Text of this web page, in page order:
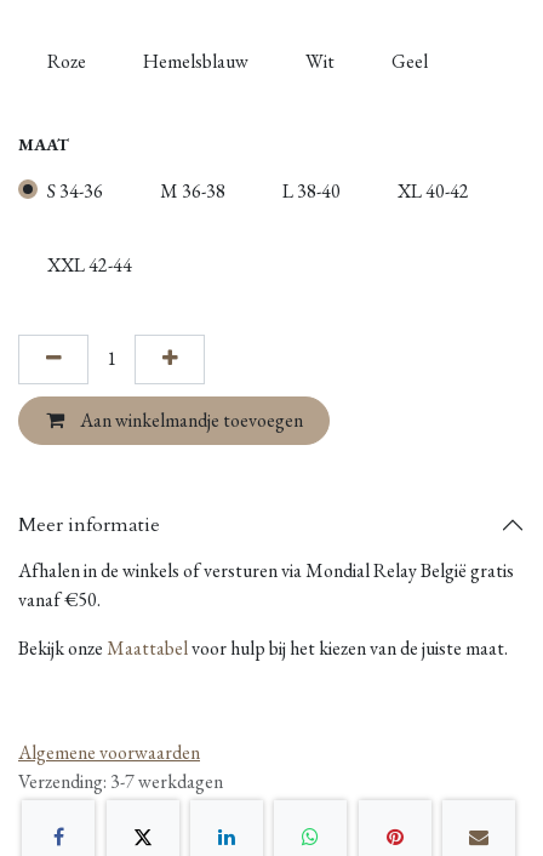
Roze Hemelsblauw Wit Geel
MAAT
S 34-36 M 36-38 L 38-40 XL 40-42
XXL 42-44
Aan winkelmandje toevoegen
Meer informatie
Afhalen in de winkels of versturen via Mondial Relay België gratis
vanaf €50.
Bekijk onzeMaattabelvoor hulp bij het kiezen van de juiste maat.
Algemene voorwaarden
Verzending: 3-7 werkdagen